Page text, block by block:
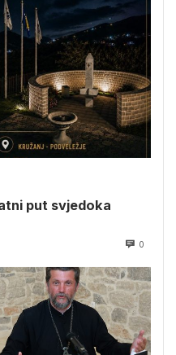
put svjedoka
0